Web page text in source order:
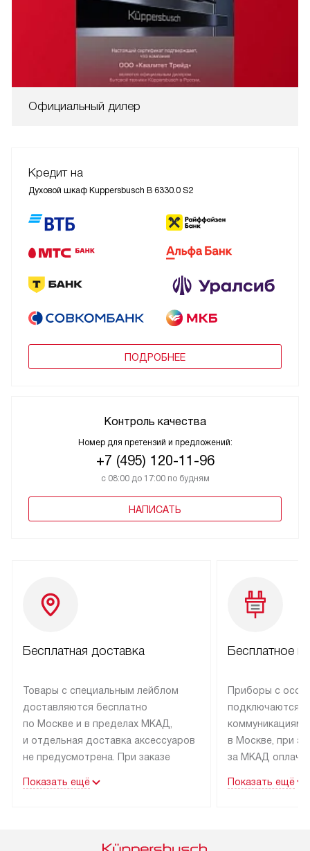
Официальный дилер
Кредит на
Духовой шкаф Kuppersbusch B 6330.0 S2
ПОДРОБНЕЕ
Контроль качества
Номер для претензий и предложений:
+7 (495) 120-11-96
с 08:00 до 17:00 по будням
НАПИСАТЬ
Бесплатная доставка
Товары с специальным лейблом
доставляются бесплатно
по Москве и в пределах МКАД,
и отдельная доставка аксессуаров
не предусмотрена. При заказе
рекомендуем обсудить
Показать ещё
Бесплатное
Приборы с
подключаются к
коммуникациям
в Москве, при
за МКАД
партнера
Показать ещё